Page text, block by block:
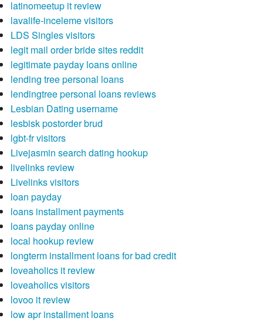
latinomeetup it review
lavalife-inceleme visitors
LDS Singles visitors
legit mail order bride sites reddit
legitimate payday loans online
lending tree personal loans
lendingtree personal loans reviews
Lesbian Dating username
lesbisk postorder brud
lgbt-fr visitors
Livejasmin search dating hookup
livelinks review
Livelinks visitors
loan payday
loans installment payments
loans payday online
local hookup review
longterm installment loans for bad credit
loveaholics it review
loveaholics visitors
lovoo it review
low apr installment loans